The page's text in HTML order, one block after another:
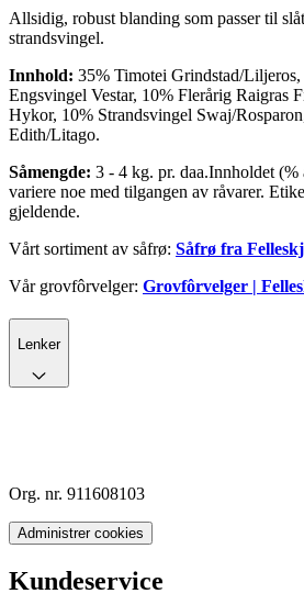
Allsidig, robust blanding som passer til
strandsvingel.
Innhold: 35% Timotei Grindstad/
Engsvingel Vestar, 10% Flerårig Raigras
Hykor, 10% Strandsvingel Swaj/
Edith/Litago.
Såmengde: 3 - 4 kg. pr. daa.Innholdet
variere noe med tilgangen av råvarer.
gjeldende.
Vårt sortiment av såfrø: Såfrø fra
Vår grovfôrvelger: Grovfôrvelger |
Lenker
Org. nr. 911608103
Administrer cookies
Kundeservice